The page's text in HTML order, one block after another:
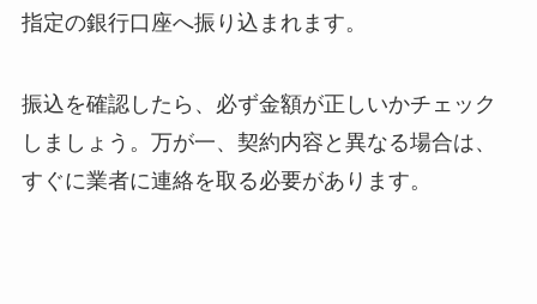
指定の銀行口座へ振り込まれます。
振込を確認したら、必ず金額が正しいかチェック
しましょう。万が一、契約内容と異なる場合は、
すぐに業者に連絡を取る必要があります。